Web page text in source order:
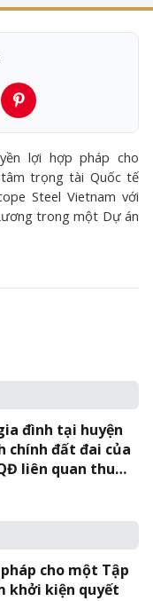
lợi hợp pháp cho
trọng tài Quốc tế
Steel Vietnam với
trong một Dự án
đình tại huyện
chính đất đai của
liên quan thu
Tỉnh Lâm Đồng.
cho một Tập
khởi kiện quyết